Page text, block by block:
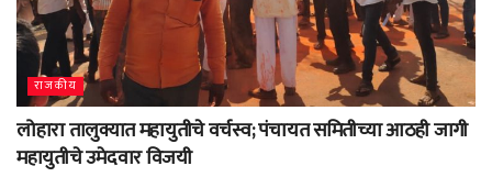
राजकीय
लोहारा तालुक्यात महायुतीचे वर्चस्व; पंचायत समितीच्या आठही जागी
महायुतीचे उमेदवार विजयी